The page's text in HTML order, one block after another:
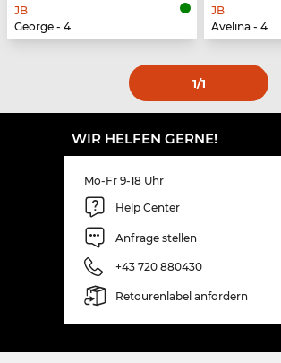
JB
George - 4
JB
Avelina - 4
1/1
WIR HELFEN GERNE!
Mo-Fr 9-18 Uhr
Help Center
Anfrage stellen
+43 720 880430
Retourenlabel anfordern